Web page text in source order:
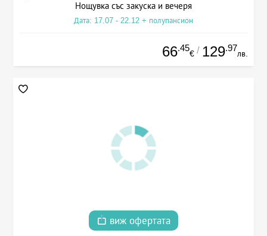
Нощувка със закуска и вечеря
Дата: 17.07 - 22.12 + полупансион
66.45
€ / 129.97
лв.
виж офертата